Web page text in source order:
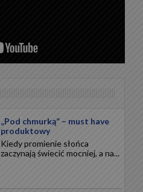
„Pod chmurką” – must have
produktowy
Kiedy promienie słońca
zaczynają świecić mocniej, a na...